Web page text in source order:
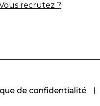
recrutez ?
de confidentialité